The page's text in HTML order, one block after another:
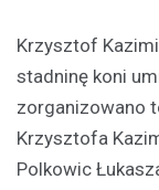
Krzysztof
stadninę koni
zorganizowano
Krzysztofa
Polkowic